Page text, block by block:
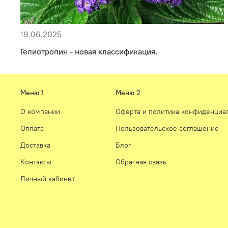
19.06.2025
Гелиотропин - новая классификация.
Меню 1
О компании
Оплата
Доставка
Контакты
Личный кабинет
Меню 2
Оферта и политика
Пользовательское соглашение
Блог
Обратная связь